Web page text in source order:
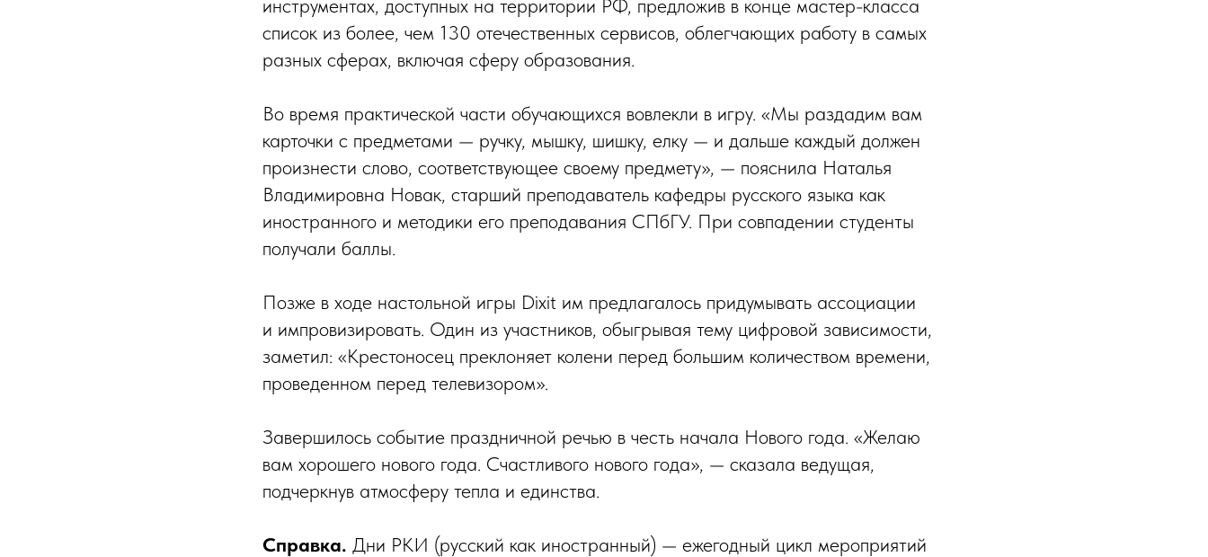
инструментах, доступных на территории РФ, предложив в конце мастер-класса
список из более, чем 130 отечественных сервисов, облегчающих работу в самых
разных сферах, включая сферу образования.
Во время практической части обучающихся вовлекли в игру. «Мы раздадим вам
карточки с предметами — ручку, мышку, шишку, елку — и дальше каждый должен
произнести слово, соответствующее своему предмету», — пояснила Наталья
Владимировна Новак, старший преподаватель кафедры русского языка как
иностранного и методики его преподавания СПбГУ. При совпадении студенты
получали баллы.
Позже в ходе настольной игры Dixit им предлагалось придумывать ассоциации
и импровизировать. Один из участников, обыгрывая тему цифровой зависимости,
заметил: «Крестоносец преклоняет колени перед большим количеством времени,
проведенном перед телевизором».
Завершилось событие праздничной речью в честь начала Нового года. «Желаю
вам хорошего нового года. Счастливого нового года», — сказала ведущая,
подчеркнув атмосферу тепла и единства.
Справка. Дни РКИ (русский как иностранный) — ежегодный цикл мероприятий